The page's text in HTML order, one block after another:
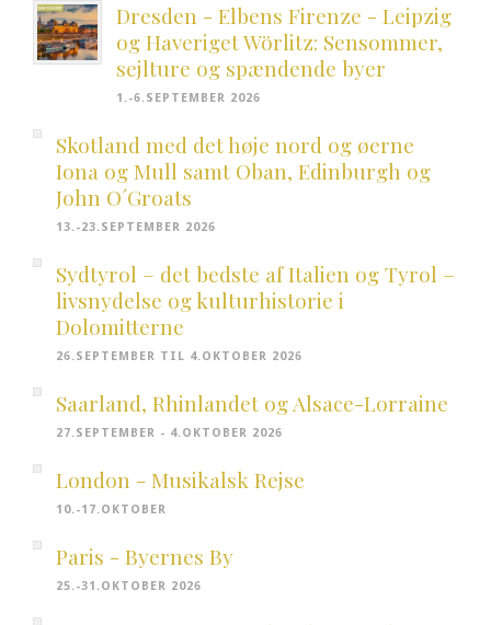
Dresden - Elbens Firenze - Leipzig
og Haveriget Wörlitz: Sensommer,
sejlture og spændende byer
1.-6.SEPTEMBER 2026
Skotland med det høje nord og øerne
Iona og Mull samt Oban, Edinburgh og
John O´Groats
13.-23.SEPTEMBER 2026
Sydtyrol – det bedste af Italien og Tyrol –
livsnydelse og kulturhistorie i
Dolomitterne
26.SEPTEMBER TIL 4.OKTOBER 2026
Saarland, Rhinlandet og Alsace-Lorraine
27.SEPTEMBER - 4.OKTOBER 2026
London - Musikalsk Rejse
10.-17.OKTOBER
Paris - Byernes By
25.-31.OKTOBER 2026